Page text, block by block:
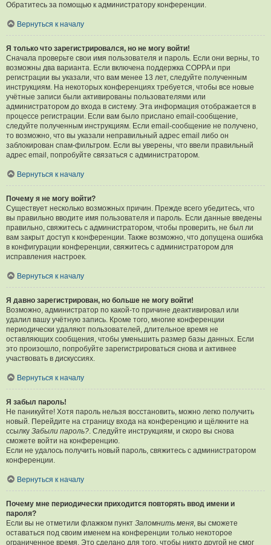
Обратитесь за помощью к администратору конференции.
Вернуться к началу
Я только что зарегистрировался, но не могу войти!
Сначала проверьте свои имя пользователя и пароль. Если они верны, то
возможны два варианта. Если включена поддержка COPPA и при
регистрации вы указали, что вам менее 13 лет, следуйте полученным
инструкциям. На некоторых конференциях требуется, чтобы все новые
учётные записи были активированы пользователями или
администратором до входа в систему. Эта информация отображается в
процессе регистрации. Если вам было прислано email-сообщение,
следуйте полученным инструкциям. Если email-сообщение не получено,
то возможно, что вы указали неправильный адрес email либо он
заблокирован спам-фильтром. Если вы уверены, что ввели правильный
адрес email, попробуйте связаться с администратором.
Вернуться к началу
Почему я не могу войти?
Существует несколько возможных причин. Прежде всего убедитесь, что
вы правильно вводите имя пользователя и пароль. Если данные введены
правильно, свяжитесь с администратором, чтобы проверить, не был ли
вам закрыт доступ к конференции. Также возможно, что допущена ошибка
в конфигурации конференции, свяжитесь с администратором для
исправления настроек.
Вернуться к началу
Я давно зарегистрирован, но больше не могу войти!
Возможно, администратор по какой-то причине деактивировал или
удалил вашу учётную запись. Кроме того, многие конференции
периодически удаляют пользователей, длительное время не
оставляющих сообщения, чтобы уменьшить размер базы данных. Если
это произошло, попробуйте зарегистрироваться снова и активнее
участвовать в дискуссиях.
Вернуться к началу
Я забыл пароль!
Не паникуйте! Хотя пароль нельзя восстановить, можно легко получить
новый. Перейдите на страницу входа на конференцию и щёлкните на
ссылку Забыли пароль?. Следуйте инструкциям, и скоро вы снова
сможете войти на конференцию.
Если не удалось получить новый пароль, свяжитесь с администратором
конференции.
Вернуться к началу
Почему мне периодически приходится повторять ввод имени и
пароля?
Если вы не отметили флажком пункт Запомнить меня, вы сможете
оставаться под своим именем на конференции только некоторое
ограниченное время. Это сделано для того, чтобы никто другой не смог